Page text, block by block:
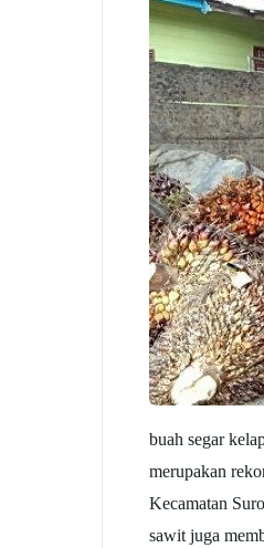
buah segar
merupakan
Kecamatan
sawit juga